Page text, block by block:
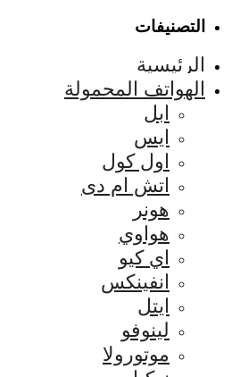
التصنيفات
الرئيسية
الهواتف المحمولة
ابل
ايس
اول كول
اتش ام دى
هونر
هواوي
اي كيو
انفينكس
ايتل
لينوفو
موتورولا